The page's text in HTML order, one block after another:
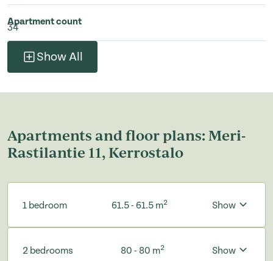
Apartment count
34
Show All
Apartments and floor plans: Meri-
Rastilantie 11, Kerrostalo
1 bedroom 61.5 - 61.5 m2 Show
2 bedrooms 80 - 80 m2 Show